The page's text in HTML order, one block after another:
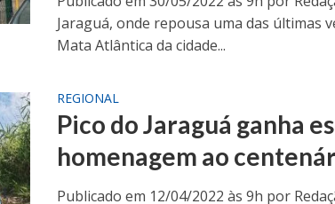
Jaraguá, onde repousa uma das últimas
Mata Atlântica da cidade...
REGIONAL
Pico do Jaraguá ganha
homenagem ao
Publicado em 12/04/2022 às 9h por